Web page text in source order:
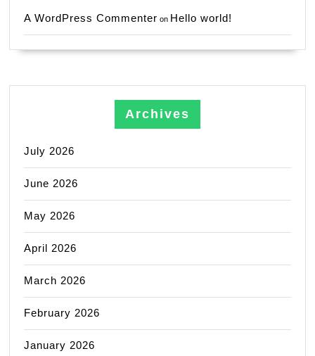
A WordPress Commenter on Hello world!
Archives
July 2026
June 2026
May 2026
April 2026
March 2026
February 2026
January 2026